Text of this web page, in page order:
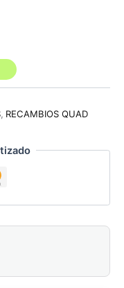
, RECAMBIOS QUAD